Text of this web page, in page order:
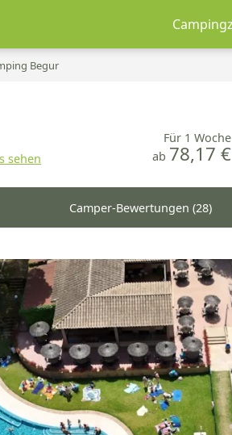
Begur
sehen
Für 1 Woche
ab 78,17 €
Camper-Bewertungen (28)